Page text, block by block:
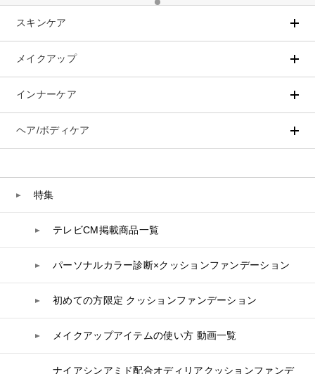
スキンケア
アイテムから探す
化粧水
美容液
オールインワン
リップケア
トラベルセット
スペシャルケア
CLÉSCIENCE Beauté
STEFANY AGING
BIVABOO（ビバブー）
メイクアップ
ベースメイク
UVケア
インナーケア
成分別で探す
乳酸菌
コラーゲン
高麗人参
コエンザイム
白神秘境活性水
ヘルスサポート
ヘア/ボディケア
スカルプケア
シャンプー
トリートメント
ボディソープ
特集
テレビCM掲載商品一覧
パーソナルカラー診断×クッションファンデーション
初めての方限定 クッションファンデーション
メイクアップアイテムの使い方 動画一覧
ナイアシンアミド配合オディリアクッションファンデ